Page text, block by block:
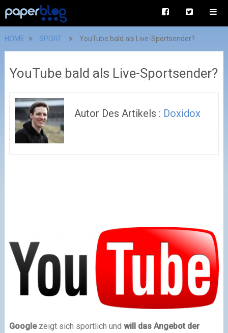
HOME SPORT YouTube bald als Live-Sportsender?
YouTube bald als Live-Sportsender?
Autor Des Artikels : Doxidox
Google zeigt sich sportlich und will das Angebot der